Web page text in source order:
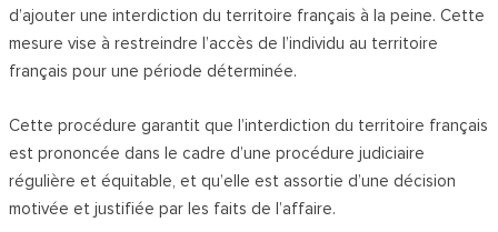
d’ajouter une interdiction du territoire français à la peine. Cette
mesure vise à restreindre l’accès de l’individu au territoire
français pour une période déterminée.
Cette procédure garantit que l’interdiction du territoire français
est prononcée dans le cadre d’une procédure judiciaire
régulière et équitable, et qu’elle est assortie d’une décision
motivée et justifiée par les faits de l’affaire.